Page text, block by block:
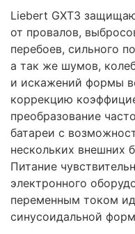
Liebert GXT3
от провалов,
перебоев, сильного
а так же шумов,
и искажений формы
коррекцию
преобразование
батареи с
нескольких внешних
Питание
электронного
переменным током
синусоидальной